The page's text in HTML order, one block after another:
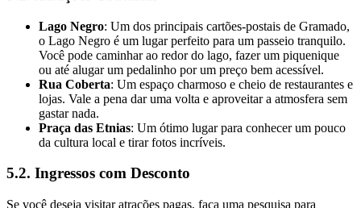
Lago Negro: Um dos principais cartões-postais de Gramado,
o Lago Negro é um lugar perfeito para um passeio tranquilo.
Você pode caminhar ao redor do lago, fazer um piquenique
ou até alugar um pedalinho por um preço bem acessível.
Rua Coberta: Um espaço charmoso e cheio de restaurantes e
lojas. Vale a pena dar uma volta e aproveitar a atmosfera sem
gastar nada.
Praça das Etnias: Um ótimo lugar para conhecer um pouco
da cultura local e tirar fotos incríveis.
5.2. Ingressos com Desconto
Se você deseja visitar atrações pagas, faça uma pesquisa para